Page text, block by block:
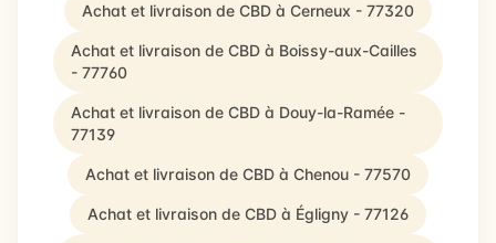
Achat et livraison de CBD à Cerneux - 77320
Achat et livraison de CBD à Boissy-aux-Cailles
- 77760
Achat et livraison de CBD à Douy-la-Ramée -
77139
Achat et livraison de CBD à Chenou - 77570
Achat et livraison de CBD à Égligny - 77126